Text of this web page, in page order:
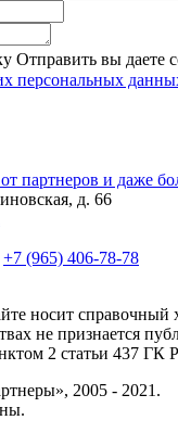
Отправить вы даете
персональных
партнеров и даже
д. 66
+7 (965) 406-78-78
носит справочный
не признается
2 статьи 437 ГК
2005 - 2021.